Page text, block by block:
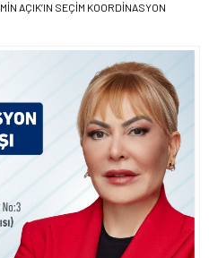
AÇIK’IN SEÇİM KOORDİNASYON